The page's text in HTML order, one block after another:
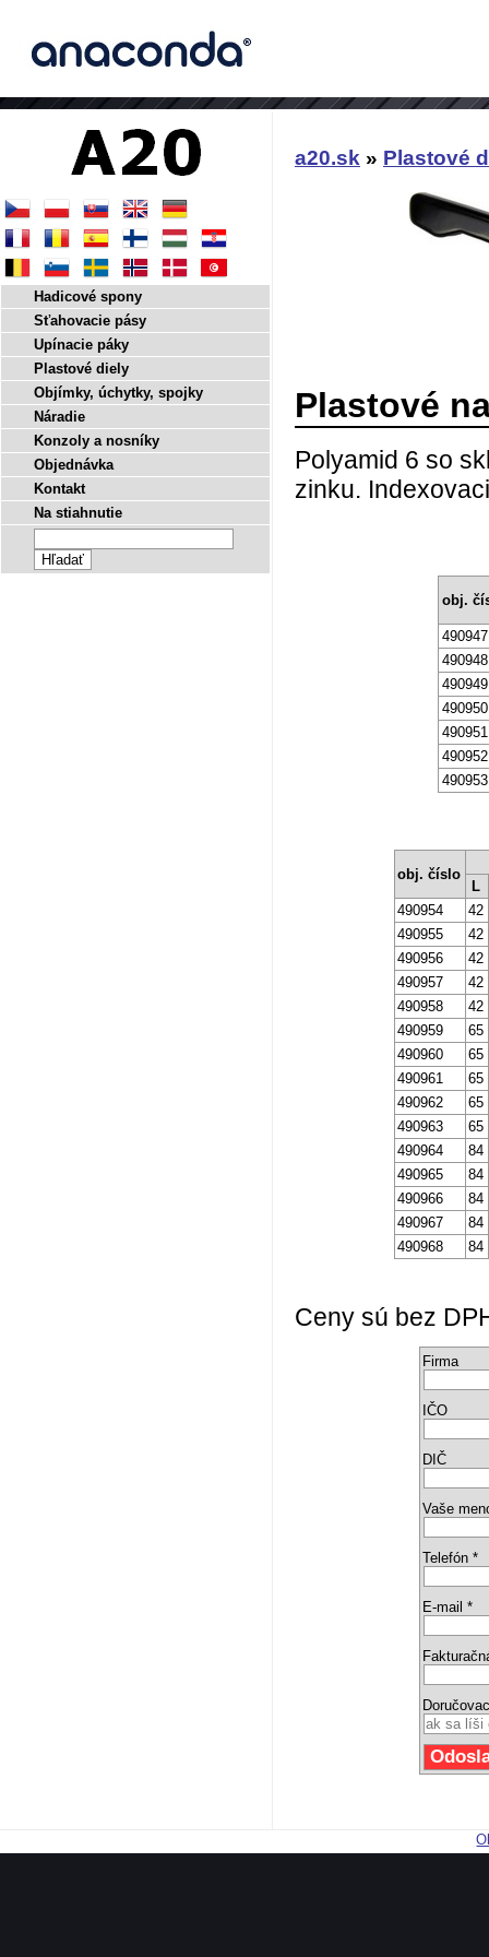
a20.sk » Plastové
Plastové
Polyamid 6 so
zinku.
obj.
490947
490948
490949
490950
490951
490952
490953
obj. číslo
L
490954
42
490955
42
490956
42
490957
42
490958
42
490959
65
490960
65
490961
65
490962
65
490963
65
490964
84
490965
84
490966
84
490967
84
490968
84
Ceny sú bez
Firma
IČO
DIČ
Vaše
Telefón *
E-mail *
Hadicové spony
Sťahovacie pásy
Upínacie páky
Plastové diely
Objímky, úchytky, spojky
Náradie
Konzoly a nosníky
Objednávka
Kontakt
Na stiahnutie